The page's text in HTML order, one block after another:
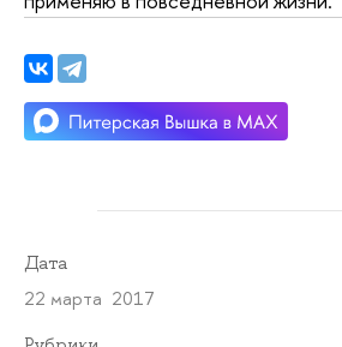
Дата
22 марта 2017